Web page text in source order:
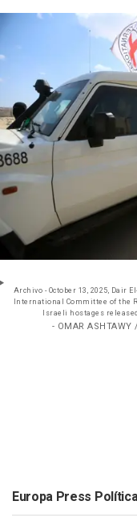
Archivo - October 13, 2025, Dair
International Committee of the
Israeli hostages
- OMAR
Europa Press